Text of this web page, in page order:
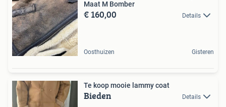
Maat M Bomber
€ 160,00 Details
Oosthuizen Gisteren
Te koop mooie lammy coat
Bieden Details